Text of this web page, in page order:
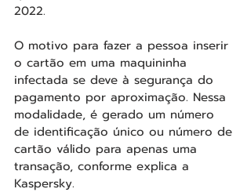
2022.
O motivo para fazer a pessoa inserir
o cartão em uma maquininha
infectada se deve à segurança do
pagamento por aproximação. Nessa
modalidade, é gerado um número
de identificação único ou número de
cartão válido para apenas uma
transação, conforme explica a
Kaspersky.